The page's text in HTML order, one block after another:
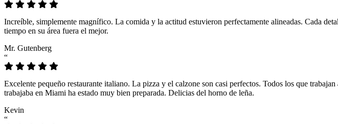
Increíble, simplemente magnífico. La comida y la actitud estuvieron perfectamente alineadas. Cada
tiempo en su área fuera el mejor.
Mr. Gutenberg
“
Excelente pequeño restaurante italiano. La pizza y el calzone son casi perfectos. Todos los que
trabajaba en Miami ha estado muy bien preparada. Delicias del horno de leña.
Kevin
“